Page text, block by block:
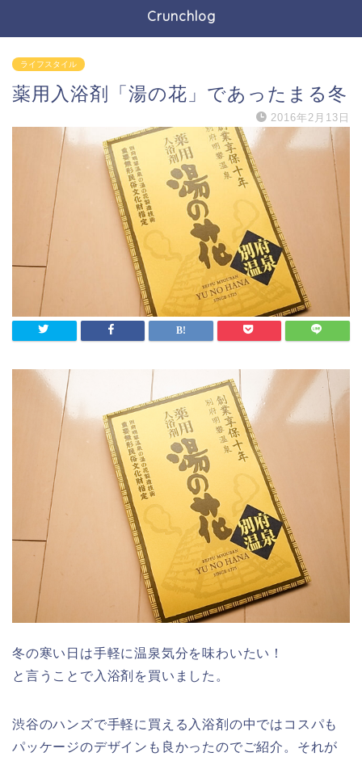
Crunchlog
ライフスタイル
薬用入浴剤「湯の花」であったまる冬
2016年2月13日
冬の寒い日は手軽に温泉気分を味わいたい！
と言うことで入浴剤を買いました。
渋谷のハンズで手軽に買える入浴剤の中ではコスパも
パッケージのデザインも良かったのでご紹介。それが